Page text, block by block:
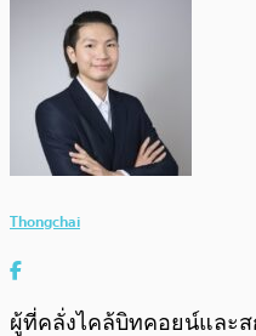
Thongchai
ผู้ที่คลั่งไคล้บิทคอยน์และส